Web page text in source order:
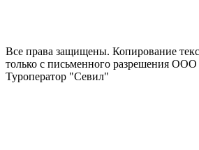
Все права защищены. Копирование
только с письменного разрешения
Туроператор "Севил"